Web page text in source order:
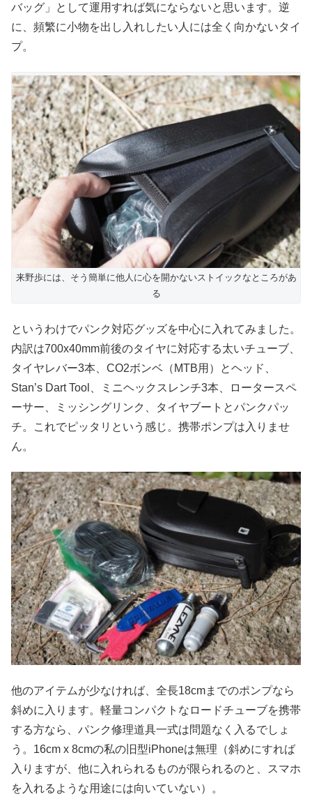
バッグ」として運用すれば気にならないと思います。逆
に、頻繁に小物を出し入れしたい人には全く向かないタイ
プ。
来野歩には、そう簡単に他人に心を開かないストイックなところがあ
る
というわけでパンク対応グッズを中心に入れてみました。
内訳は700x40mm前後のタイヤに対応する太いチューブ、
タイヤレバー3本、CO2ボンベ（MTB用）とヘッド、
Stan’s Dart Tool、ミニヘックスレンチ3本、ロータースペ
ーサー、ミッシングリンク、タイヤブートとパンクパッ
チ。これでピッタリという感じ。携帯ポンプは入りませ
ん。
他のアイテムが少なければ、全長18cmまでのポンプなら
斜めに入ります。軽量コンパクトなロードチューブを携帯
する方なら、パンク修理道具一式は問題なく入るでしょ
う。16cm x 8cmの私の旧型iPhoneは無理（斜めにすれば
入りますが、他に入れられるものが限られるのと、スマホ
を入れるような用途には向いていない）。